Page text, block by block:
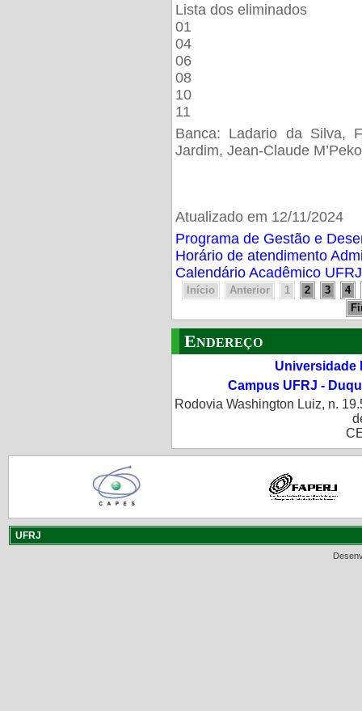
Lista dos eliminados
01
04
06
08
10
11
Banca: Ladario da Silva,
Jardim, Jean-Claude M’Peko
Atualizado em 12/11/2024
Programa de Gestão e
Horário de atendimento
Calendário Acadêmico
Início Anterior 1 2 3
4
Endereço
Universidade
Campus UFRJ -
Rodovia Washington Luiz, n.
UFRJ